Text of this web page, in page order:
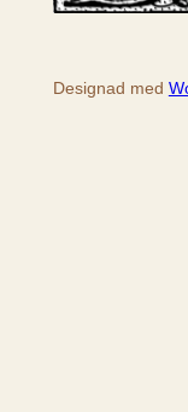
Designad med